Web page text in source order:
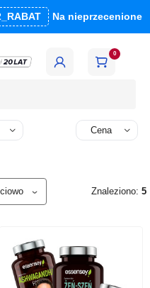
Na nieprzecenione
0
Cena
Znaleziono: 5